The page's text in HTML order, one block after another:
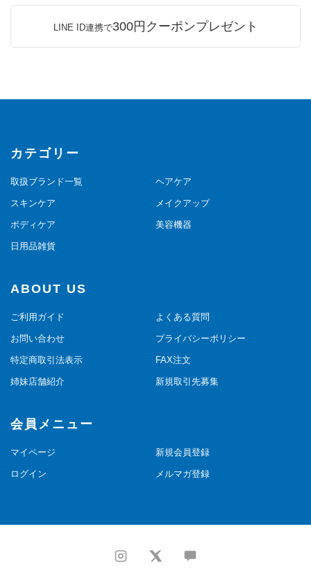
LINE ID連携で300円クーポンプレゼント
カテゴリー
取扱ブランド一覧 ヘアケア
スキンケア メイクアップ
ボディケア 美容機器
日用品雑貨
ABOUT US
ご利用ガイド よくある質問
お問い合わせ プライバシーポリシー
特定商取引法表示 FAX注文
姉妹店舗紹介 新規取引先募集
会員メニュー
マイページ 新規会員登録
ログイン メルマガ登録